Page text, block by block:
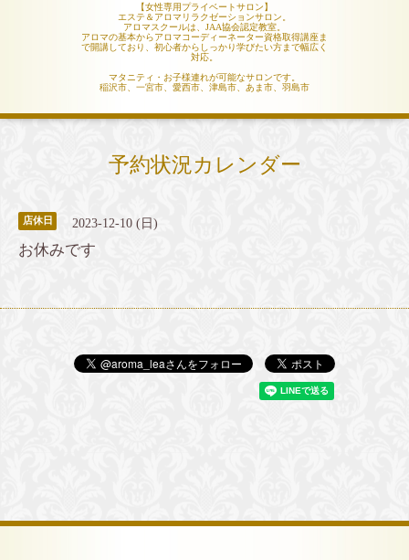
【女性専用プライベートサロン】
エステ＆アロマリラクゼーションサロン。
アロマスクールは、JAA協会認定教室。
アロマの基本からアロマコーディーネーター資格取得講座ま
で開講しており、初心者からしっかり学びたい方まで幅広く
対応。
マタニティ・お子様連れが可能なサロンです。
稲沢市、一宮市、愛西市、津島市、あま市、羽島市
予約状況カレンダー
店休日 2023-12-10 (日)
お休みです